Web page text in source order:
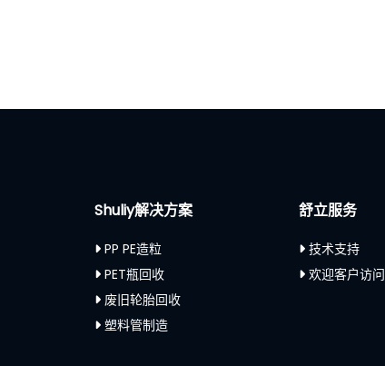
Shuliy解决方案
PP PE造粒
PET瓶回收
废旧轮胎回收
塑料管制造
舒立服务
技术支持
欢迎客户访问